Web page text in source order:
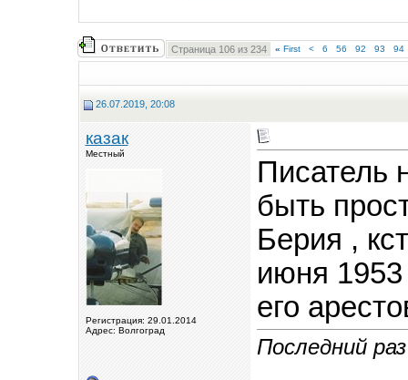
Страница 106 из 234 « First < 6 56 92 93 94
26.07.2019, 20:08
казак
Местный
Регистрация: 29.01.2014
Адрес: Волгоград
Писатель
быть
Берия ,
июня 1953
его
Последний